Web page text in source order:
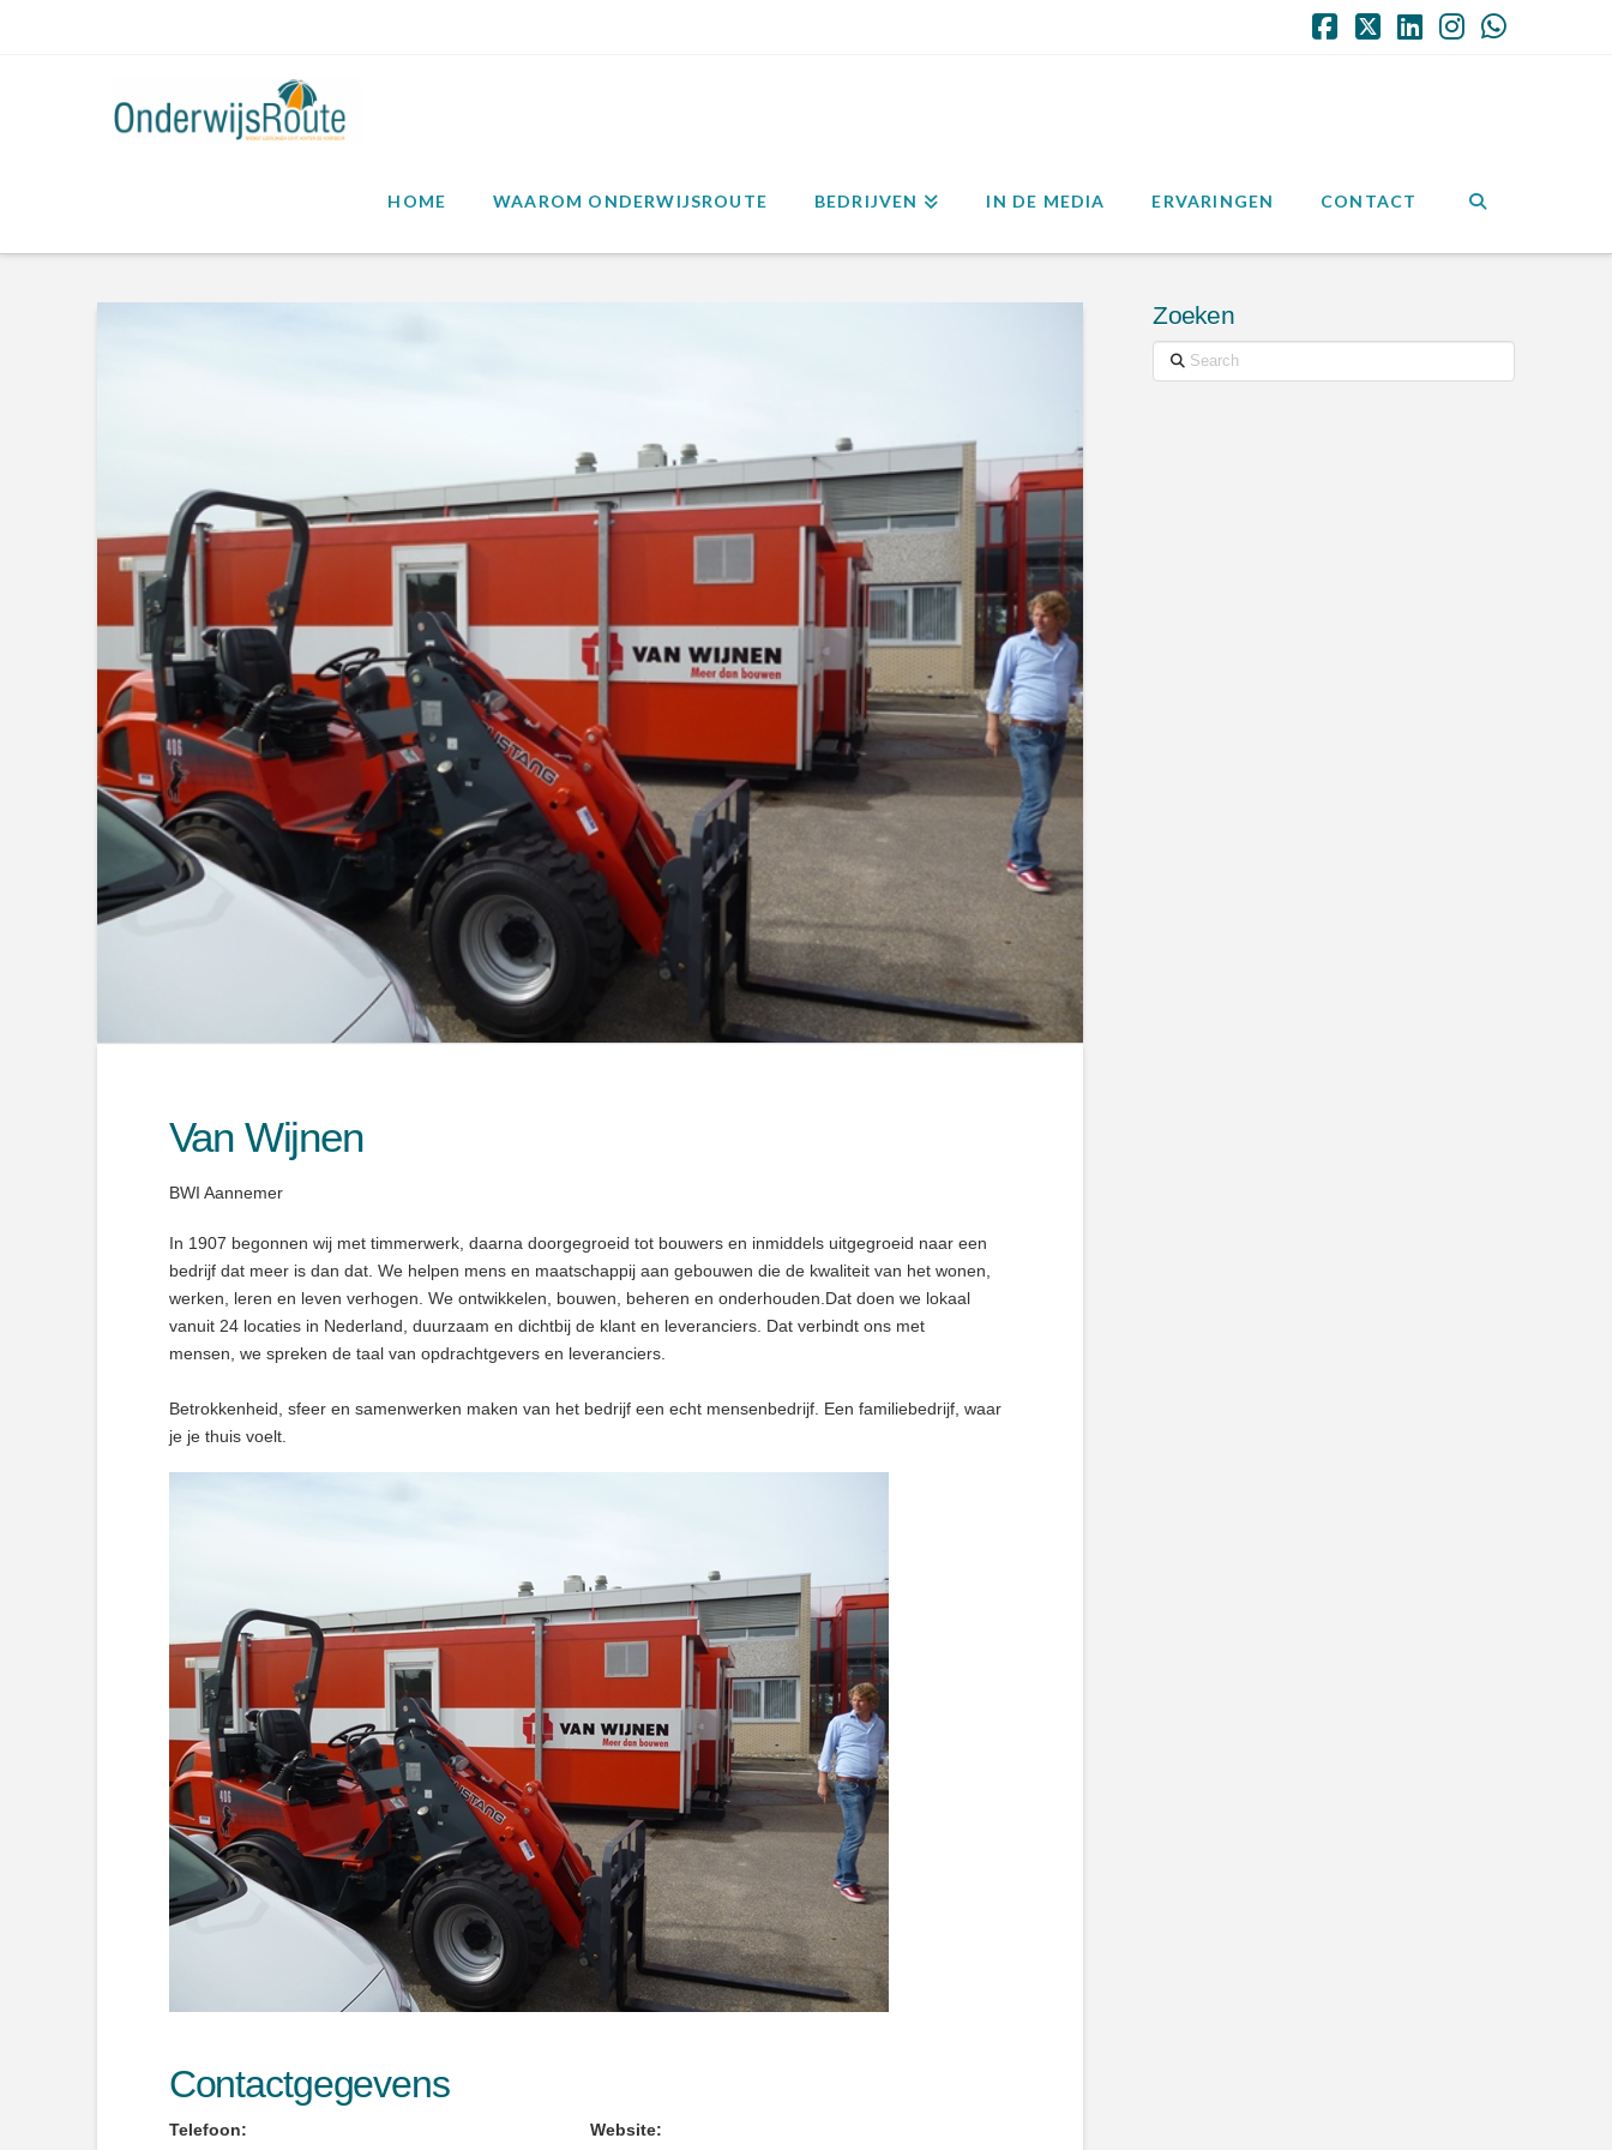
HOME WAAROM ONDERWIJSROUTE BEDRIJVEN IN DE MEDIA ERVARINGEN CONTACT
Van Wijnen
BWI Aannemer
In 1907 begonnen wij met timmerwerk, daarna doorgegroeid tot bouwers en inmiddels uitgegroeid naar een
bedrijf dat meer is dan dat. We helpen mens en maatschappij aan gebouwen die de kwaliteit van het wonen,
werken, leren en leven verhogen. We ontwikkelen, bouwen, beheren en onderhouden.Dat doen we lokaal
vanuit 24 locaties in Nederland, duurzaam en dichtbij de klant en leveranciers. Dat verbindt ons met
mensen, we spreken de taal van opdrachtgevers en leveranciers.
Betrokkenheid, sfeer en samenwerken maken van het bedrijf een echt mensenbedrijf. Een familiebedrijf, waar
je je thuis voelt.
Contactgegevens
Telefoon:
Website:
Zoeken
Search